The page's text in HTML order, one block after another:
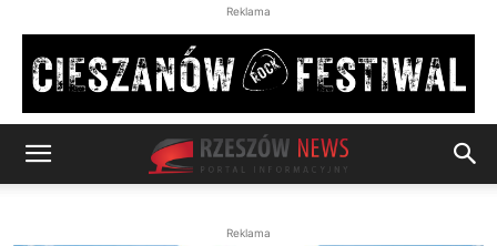
Reklama
Reklama